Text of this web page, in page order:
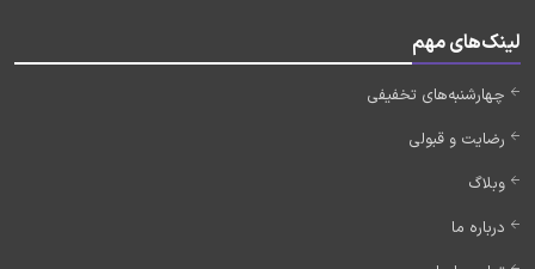
لینک‌های مهم
چهارشنبه‌های تخفیفی
رضایت و قبولی
وبلاگ
درباره ما